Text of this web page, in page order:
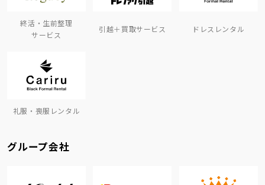
終活・生前整理
サービス
引越＋買取サービス ドレスレンタル
礼服・喪服レンタル
グループ会社